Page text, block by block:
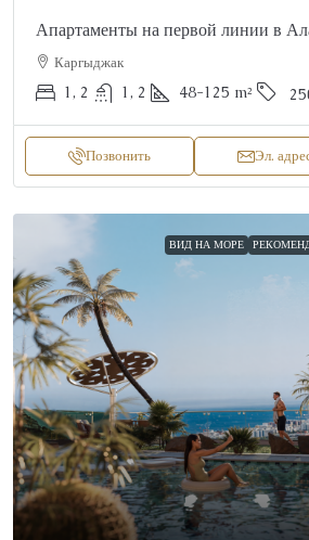
Апартаменты на первой линии в
Каргыджак
1, 2 1, 2 48-125 m²
Позвонить Эл.
ВИД НА МОРЕ